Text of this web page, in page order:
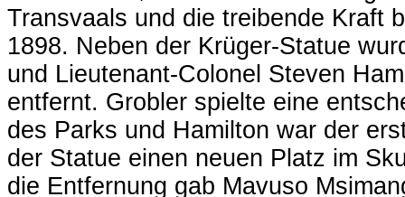
Transvaals und die treibende Kraft
1898. Neben der Krüger-Statue
und Lieutenant-Colonel Steven
entfernt. Grobler spielte eine
des Parks und Hamilton war der
der Statue einen neuen Platz im
die Entfernung gab Mavuso